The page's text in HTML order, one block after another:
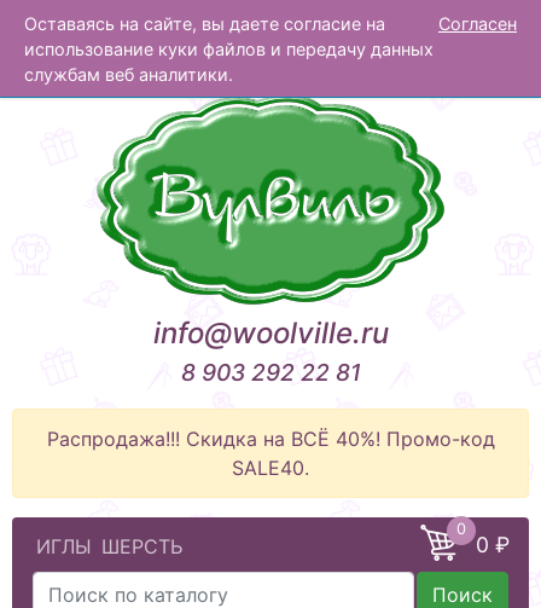
Оставаясь на сайте, вы даете согласие на
использование куки файлов и передачу данных
службам веб аналитики.
Согласен
Вулвиль
info@woolville.ru
8 903 292 22 81
Распродажа!!! Скидка на ВСЁ 40%! Промо-код
SALE40.
ИГЛЫ ШЕРСТЬ
0
0 ₽
Поиск